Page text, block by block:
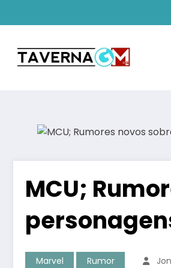
para
conteúdo
MCU;
Marvel Rumor